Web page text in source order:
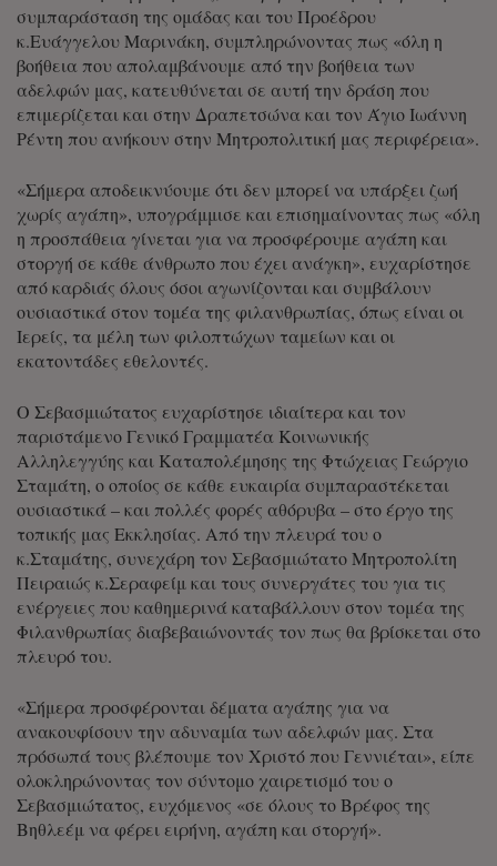
συμπαράσταση της ομάδας και του Προέδρου
κ.Ευάγγελου Μαρινάκη, συμπληρώνοντας πως «όλη η
βοήθεια που απολαμβάνουμε από την βοήθεια των
αδελφών μας, κατευθύνεται σε αυτή την δράση που
επιμερίζεται και στην Δραπετσώνα και τον Άγιο Ιωάννη
Ρέντη που ανήκουν στην Μητροπολιτική μας περιφέρεια».
«Σήμερα αποδεικνύουμε ότι δεν μπορεί να υπάρξει ζωή
χωρίς αγάπη», υπογράμμισε και επισημαίνοντας πως «όλη
η προσπάθεια γίνεται για να προσφέρουμε αγάπη και
στοργή σε κάθε άνθρωπο που έχει ανάγκη», ευχαρίστησε
από καρδιάς όλους όσοι αγωνίζονται και συμβάλουν
ουσιαστικά στον τομέα της φιλανθρωπίας, όπως είναι οι
Ιερείς, τα μέλη των φιλοπτώχων ταμείων και οι
εκατοντάδες εθελοντές.
Ο Σεβασμιώτατος ευχαρίστησε ιδιαίτερα και τον
παριστάμενο Γενικό Γραμματέα Κοινωνικής
Αλληλεγγύης και Καταπολέμησης της Φτώχειας Γεώργιο
Σταμάτη, ο οποίος σε κάθε ευκαιρία συμπαραστέκεται
ουσιαστικά – και πολλές φορές αθόρυβα – στο έργο της
τοπικής μας Εκκλησίας. Από την πλευρά του ο
κ.Σταμάτης, συνεχάρη τον Σεβασμιώτατο Μητροπολίτη
Πειραιώς κ.Σεραφείμ και τους συνεργάτες του για τις
ενέργειες που καθημερινά καταβάλλουν στον τομέα της
Φιλανθρωπίας διαβεβαιώνοντάς τον πως θα βρίσκεται στο
πλευρό του.
«Σήμερα προσφέρονται δέματα αγάπης για να
ανακουφίσουν την αδυναμία των αδελφών μας. Στα
πρόσωπά τους βλέπουμε τον Χριστό που Γεννιέται», είπε
ολοκληρώνοντας τον σύντομο χαιρετισμό του ο
Σεβασμιώτατος, ευχόμενος «σε όλους το Βρέφος της
Βηθλεέμ να φέρει ειρήνη, αγάπη και στοργή».